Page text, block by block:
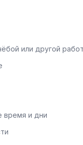
или другой
время и дни